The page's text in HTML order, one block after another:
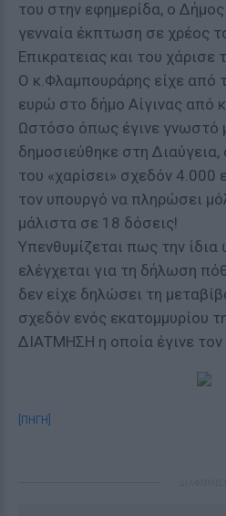
του στην εφημερίδα, ο Δήμος
γενναία έκπτωση σε χρέος
Επικρατειας και του χάρισε
Ο κ.Φλαμπουράρης είχε από
ευρώ στο δήμο Αίγινας από
Ωστόσο όπως έγινε γνωστό
δημοσιεύθηκε στη
του «χαρίσει» σχεδόν
τον υπουργό να πληρώσει
μάλιστα σε 18 δόσεις!
Υπενθυμίζεται πως την
ελέγχεται για τη δήλωση
δεν είχε δηλώσει τη
σχεδόν ενός εκατομμυρίου
ΔΙΑΤΜΗΣΗ η οποία έγινε τον
[ΠΗΓΗ]